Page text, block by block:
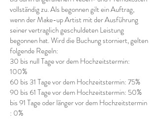
vollständig zu. Als begonnen gilt ein Auftrag,
wenn der Make-up Artist mit der Ausführung
seiner vertraglich geschuldeten Leistung
begonnen hat. Wird die Buchung storniert, gelten
folgende Regeln:
30 bis null Tage vor dem Hochzeitstermin:
100%
60 bis 31 Tage vor dem Hochzeitstermin: 75%
90 bis 61 Tage vor dem Hochzeitstermin: 50%
bis 91 Tage oder länger vor dem Hochzeitstermin
: 0%